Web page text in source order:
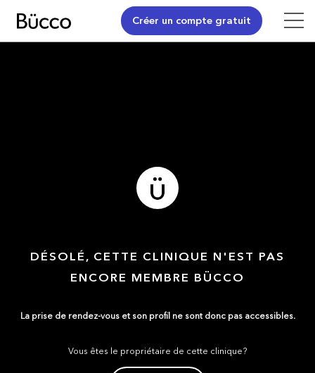
Créer un compte gratuit
DÉSOLÉ, CETTE CLINIQUE N'EST PAS
ENCORE MEMBRE BÜCCO
La prise de rendez-vous et son profil ne sont donc pas accessibles.
Vous êtes le propriétaire de cette clinique?